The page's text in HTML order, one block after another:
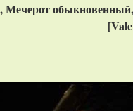
Мечерот